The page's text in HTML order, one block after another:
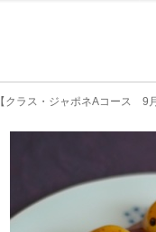
【クラス・ジャポネAコース 9